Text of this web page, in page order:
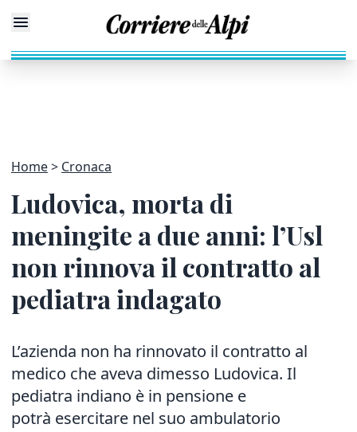
Home Cronaca
Ludovica, morta di
meningite a due anni: l’Usl
non rinnova il contratto al
pediatra indagato
L’azienda non ha rinnovato il contratto al
medico che aveva dimesso Ludovica. Il
pediatra indiano è in pensione e
potrà esercitare nel suo ambulatorio